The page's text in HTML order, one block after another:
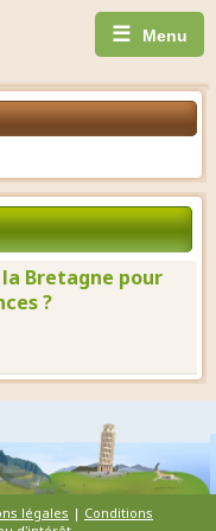
☰ Menu
Bretagne pour
?
légales | Conditions